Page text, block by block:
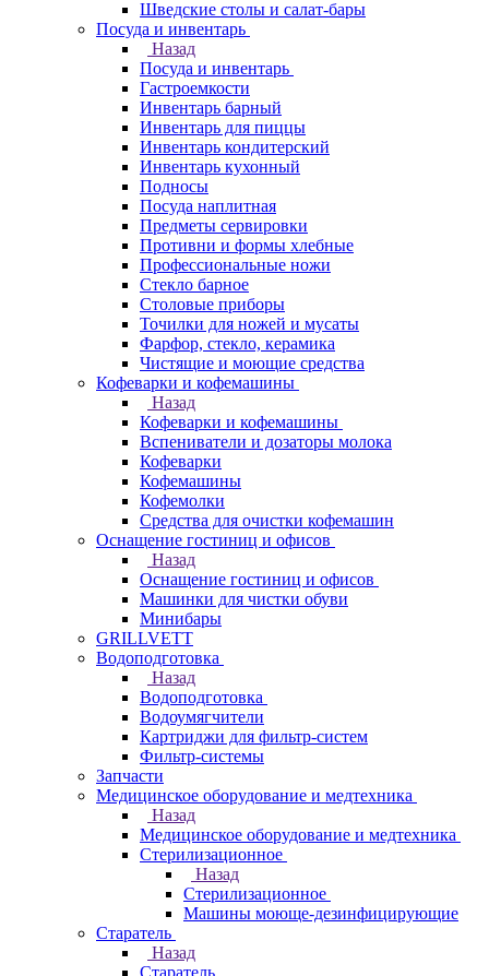
Шведские столы и салат-бары
Посуда и инвентарь
Назад
Посуда и инвентарь
Гастроемкости
Инвентарь барный
Инвентарь для пиццы
Инвентарь кондитерский
Инвентарь кухонный
Подносы
Посуда наплитная
Предметы сервировки
Противни и формы хлебные
Профессиональные ножи
Стекло барное
Столовые приборы
Точилки для ножей и мусаты
Фарфор, стекло, керамика
Чистящие и моющие средства
Кофеварки и кофемашины
Назад
Кофеварки и кофемашины
Вспениватели и дозаторы молока
Кофеварки
Кофемашины
Кофемолки
Средства для очистки кофемашин
Оснащение гостиниц и офисов
Назад
Оснащение гостиниц и офисов
Машинки для чистки обуви
Минибары
GRILLVETT
Водоподготовка
Назад
Водоподготовка
Водоумягчители
Картриджи для фильтр-систем
Фильтр-системы
Запчасти
Медицинское оборудование и медтехника
Назад
Медицинское оборудование и медтехника
Стерилизационное
Назад
Стерилизационное
Машины моюще-дезинфицирующие
Старатель
Назад
Старатель